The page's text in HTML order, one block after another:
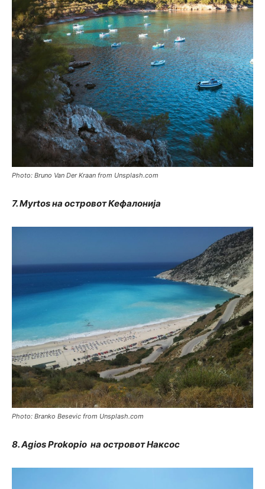
Photo: Bruno Van Der Kraan from Unsplash.com
7. Myrtos на островот Кефалонија
Photo: Branko Besevic from Unsplash.com
8. Agios Prokopio на островот Наксос